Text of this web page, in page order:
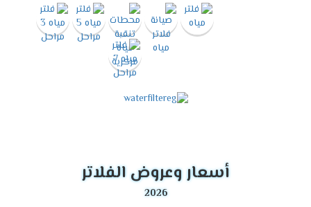
أسعار وعروض الفلاتر